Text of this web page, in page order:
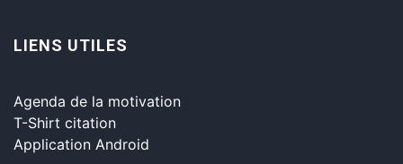
LIENS UTILES
Agenda de la motivation
T-Shirt citation
Application Android